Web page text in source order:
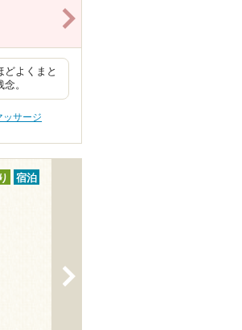
よくまと
。
ッサージ
宿泊